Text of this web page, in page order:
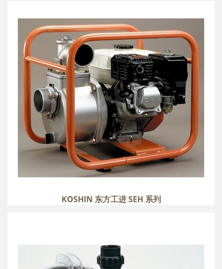
KOSHIN 东方工进 SEH 系列
KOSHIN 东方工进 SEH 系列
more
more